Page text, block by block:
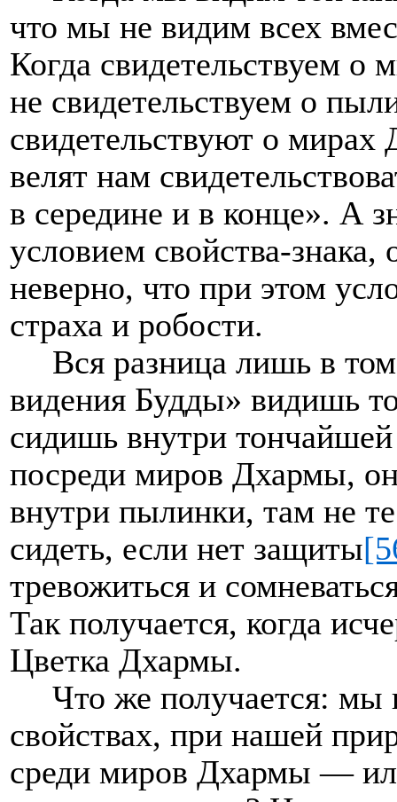
что мы не видим всех
Когда свидетельствуем
не свидетельствуем о
свидетельствуют о
велят нам
в середине и в конце». А
условием свойства-
неверно, что при этом
страха и робости.
Вся разница лишь в
видения Будды» видишь
сидишь внутри
посреди миров Дхармы,
внутри пылинки, там не
сидеть, если нет защиты
тревожиться и
Так получается, когда
Цветка Дхармы.
Что же получается:
свойствах, при нашей
среди миров Дхармы —